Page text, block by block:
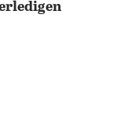
teilen